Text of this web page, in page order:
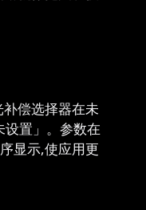
偿选择器在未
设置」。参数在
显示,使应用更